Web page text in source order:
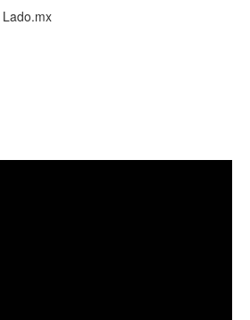
Lado.mx